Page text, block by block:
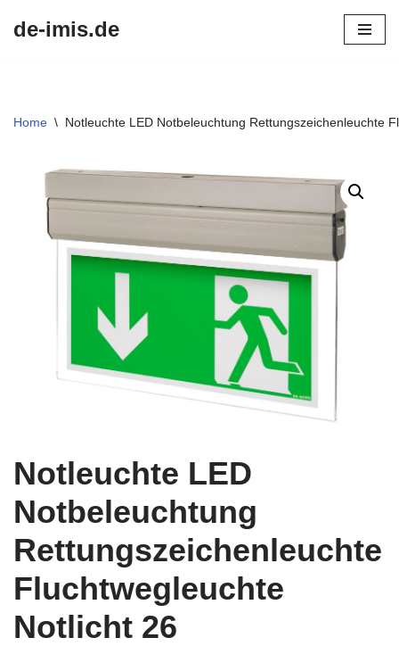
de-imis.de
Home \ Notleuchte LED Notbeleuchtung Rettungszeichenleuchte
Notleuchte LED
Notbeleuchtung
Rettungszeichenleuchte
Fluchtwegleuchte
Notlicht 26